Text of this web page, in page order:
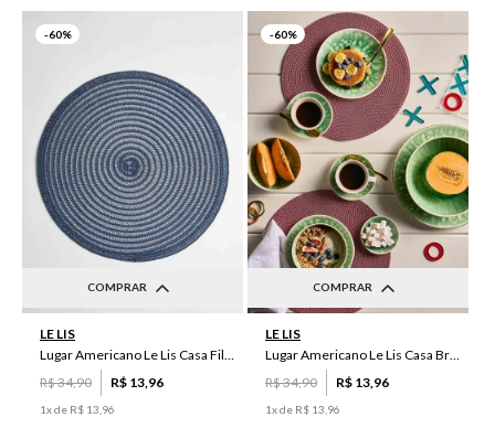
-60%
COMPRAR
LE LIS
Lugar Americano Le Lis Casa Filipa
R$34,90 R$ 13 96
1x de R$ 13 96
-60%
COMPRAR
LE LIS
Lugar Americano Le Lis Casa Brenda
R$34,90 R$ 13 96
1x de R$ 13 96